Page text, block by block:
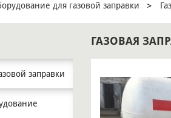
для газовой заправки
заправки
ГАЗОВАЯ